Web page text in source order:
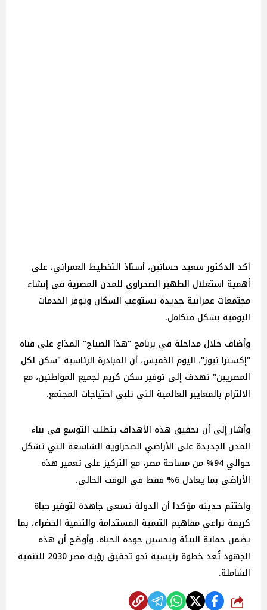
أكد الدكتور سعيد حسانين، أستاذ التخطيط العمراني، على
أهمية استغلال الظهير الصحراوي للمدن المصرية في إنشاء
مجتمعات عمرانية جديدة تستوعب السكان وتوفر الخدمات
اليومية بشكل متكامل.
وأضاف خلال مداخلة في برنامج "هذا الصباح" المذاع على قناة
"إكسترا نيوز"، اليوم الخميس، أن المبادرة الرئاسية "سكن لكل
المصريين" تهدف إلى توفير سكن كريم لجميع المواطنين، مع
الالتزام بالمعايير العالمية التي تلبي احتياجات المجتمع.
وأشار إلى أن تحقيق هذه الأهداف يتطلب التوسع في بناء
المدن الجديدة على الأراضي الصحراوية الشاسعة التي تشكل
حوالي 94% من مساحة مصر، مع التركيز على تعمير هذه
الأراضي بما يعادل 6% فقط في الوقت الحالي.
واختتم حديثه مؤكدا أن الدولة تسعى جاهدة لتوفير حياة
كريمة تراعي مفاهيم التنمية المستدامة والتنمية الخضراء، بما
يضمن حماية البيئة وتحسين جودة الحياة، وأوضح أن هذه
الجهود تُعد خطوة رئيسية نحو تحقيق رؤية مصر 2030 للتنمية
الشاملة.
شارك